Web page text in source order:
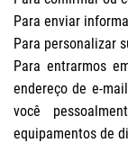
Para enviar
Para personalizar
Para entrarmos
endereço de e-
você
equipamentos de